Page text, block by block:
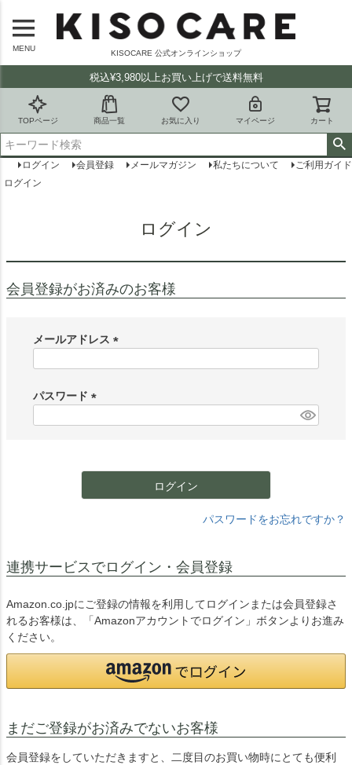
MENU
KISOCARE 公式オンラインショップ
税込¥3,980以上お買い上げで送料無料
TOPページ 商品一覧 お気に入り マイページ カート
ログイン 会員登録 メールマガジン 私たちについて
ご利用ガイド
ログイン
ログイン
会員登録がお済みのお客様
メールアドレス
)
パスワード
ログイン
パスワードをお忘れですか？
連携サービスでログイン・会員登録
Amazon.co.jpにご登録の情報を利用してログインまたは会員登録さ
れるお客様は、「Amazonアカウントでログイン」ボタンよりお進み
ください。
まだご登録がお済みでないお客様
会員登録をしていただきますと、二度目のお買い物時にとても便利